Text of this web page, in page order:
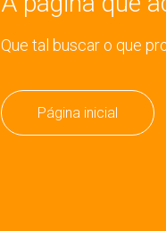
Que tal buscar o que
Página inicial